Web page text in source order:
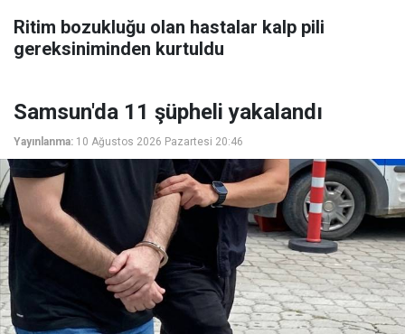
Ritim bozukluğu olan hastalar kalp pili
gereksiniminden kurtuldu
Samsun'da 11 şüpheli yakalandı
Yayınlanma: 10 Ağustos 2026 Pazartesi 20:46